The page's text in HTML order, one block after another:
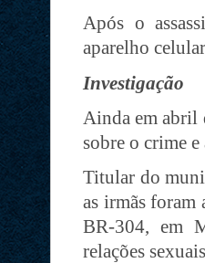
Após o
aparelho
Investigação
Ainda em abril
sobre o crime
Titular do
as irmãs foram
BR-304, em
relações